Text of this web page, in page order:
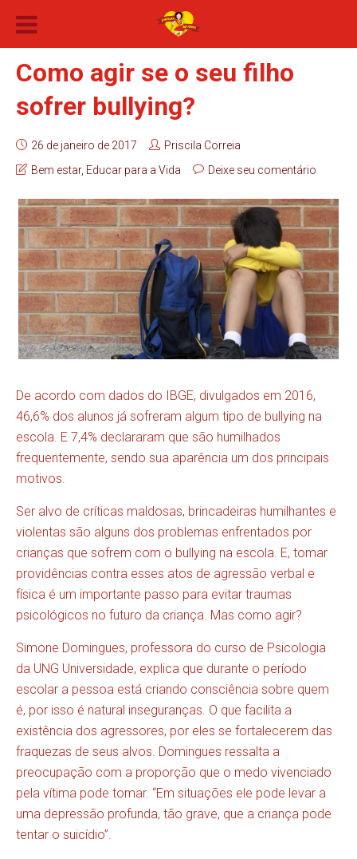
Como agir se o seu filho
sofrer bullying?
26 de janeiro de 2017
Priscila Correia
Bem estar, Educar para a Vida Deixe seu comentário
De acordo com dados do IBGE, divulgados em 2016,
46,6% dos alunos já sofreram algum tipo de bullying na
escola. E 7,4% declararam que são humilhados
frequentemente, sendo sua aparência um dos principais
motivos.
Ser alvo de críticas maldosas, brincadeiras humilhantes e
violentas são alguns dos problemas enfrentados por
crianças que sofrem com o bullying na escola. E, tomar
providências contra esses atos de agressão verbal e
física é um importante passo para evitar traumas
psicológicos no futuro da criança. Mas como agir?
Simone Domingues, professora do curso de Psicologia
da UNG Universidade, explica que durante o período
escolar a pessoa está criando consciência sobre quem
é, por isso é natural inseguranças. O que facilita a
existência dos agressores, por eles se fortalecerem das
fraquezas de seus alvos. Domingues ressalta a
preocupação com a proporção que o medo vivenciado
pela vítima pode tomar. “Em situações ele pode levar a
uma depressão profunda, tão grave, que a criança pode
tentar o suicídio”.